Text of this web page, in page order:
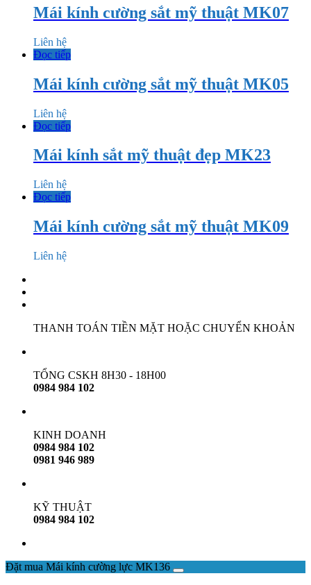
Mái kính cường sắt mỹ thuật MK07
Liên hệ
Đọc tiếp
Mái kính cường sắt mỹ thuật MK05
Liên hệ
Đọc tiếp
Mái kính sắt mỹ thuật đẹp MK23
Liên hệ
Đọc tiếp
Mái kính cường sắt mỹ thuật MK09
Liên hệ
THANH TOÁN TIỀN MẶT HOẶC CHUYỂN KHOẢN
TỔNG CSKH 8H30 - 18H00
0984 984 102
KINH DOANH
0984 984 102
0981 946 989
KỸ THUẬT
0984 984 102
Đặt mua Mái kính cường lực MK136